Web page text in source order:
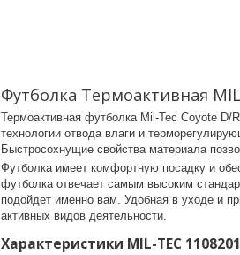
Футболка Термоактивная
Термоактивная футболка Mil-Tec Coyote D/
технологии отвода влаги и
Быстросохнущие свойства материала
Футболка имеет комфортную посадку и
футболка отвечает самым высоким
подойдет именно вам. Удобная в уходе и
активных видов деятельности.
Характеристики MIL-TEC